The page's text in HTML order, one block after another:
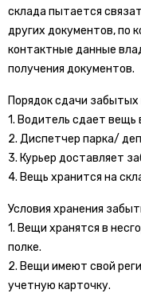
склада пытается
других документов, по
контактные данные
получения документов.
Порядок сдачи
1. Водитель сдает
2. Диспетчер парка/
3. Курьер доставляет
4. Вещь хранится на
Условия хранения
1. Вещи хранятся в
полке.
2. Вещи имеют свой
учетную карточку.